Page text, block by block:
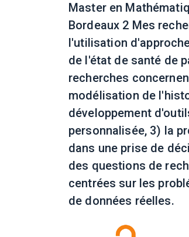
Master en
Bordeaux 2 Mes
l'utilisation
de l'état de santé de
recherches
modélisation de
développement
personnalisée, 3) la
dans une prise de
des questions de
centrées sur les
de données réelles.